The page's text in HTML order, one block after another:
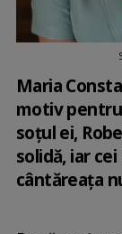
Maria
motiv
soțul ei,
solidă, iar
cântăreața